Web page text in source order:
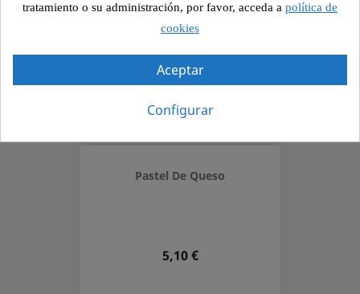
AÑADIR AL PEDIDO
Pastel De Queso
Precio
5,10 €
tratamiento o su administración, por favor, acceda a política de
cookies
Aceptar
Configurar